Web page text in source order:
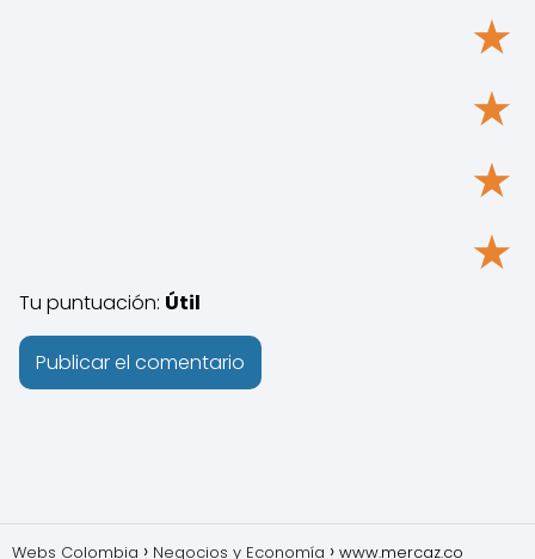
★
★
★
★
Tu puntuación: Útil
Webs Colombia Negocios y Economía www.mercaz.co